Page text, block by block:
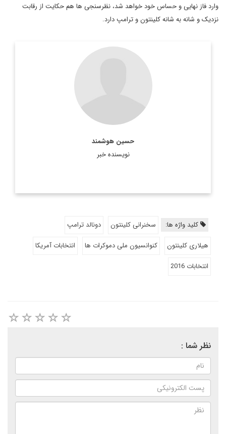
وارد فاز نهایی و حساس خود خواهد شد، نظرسنجی ها هم حکایت از رقابت
نزدیک و شانه به شانه کلینتون و ترامپ دارد.
حسین هوشمند
نویسنده خبر
عضو هيئت تحريريه ديپلماسي ايراني
hossein. houshmand@gmail.com
اطلاعات بیشتر
کلید واژه ها: سخنرانی کلینتون
دونالد ترامپ
هیلاری کلینتون
کنوانسیون ملی دموکرات ها
انتخابات آمریکا
انتخابات 2016
نظر شما :